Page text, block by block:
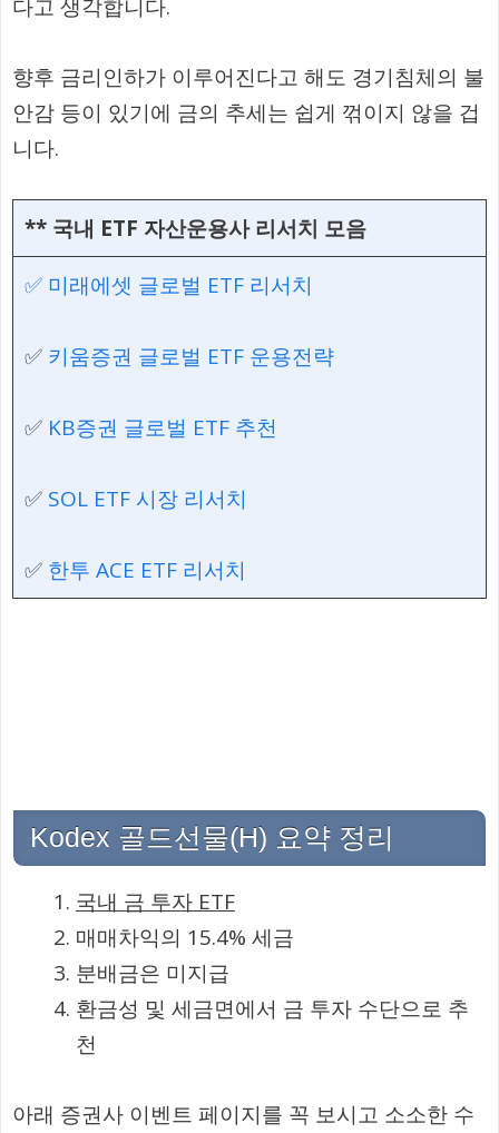
다고 생각합니다.
향후 금리인하가 이루어진다고 해도 경기침체의 불
안감 등이 있기에 금의 추세는 쉽게 꺾이지 않을 겁
니다.
** 국내 ETF 자산운용사 리서치 모음
✅ 미래에셋 글로벌 ETF 리서치
✅ 키움증권 글로벌 ETF 운용전략
✅ KB증권 글로벌 ETF 추천
✅ SOL ETF 시장 리서치
✅ 한투 ACE ETF 리서치
Kodex 골드선물(H) 요약 정리
국내 금 투자 ETF
매매차익의 15.4% 세금
분배금은 미지급
환금성 및 세금면에서 금 투자 수단으로 추
천
아래 증권사 이벤트 페이지를 꼭 보시고 소소한 수